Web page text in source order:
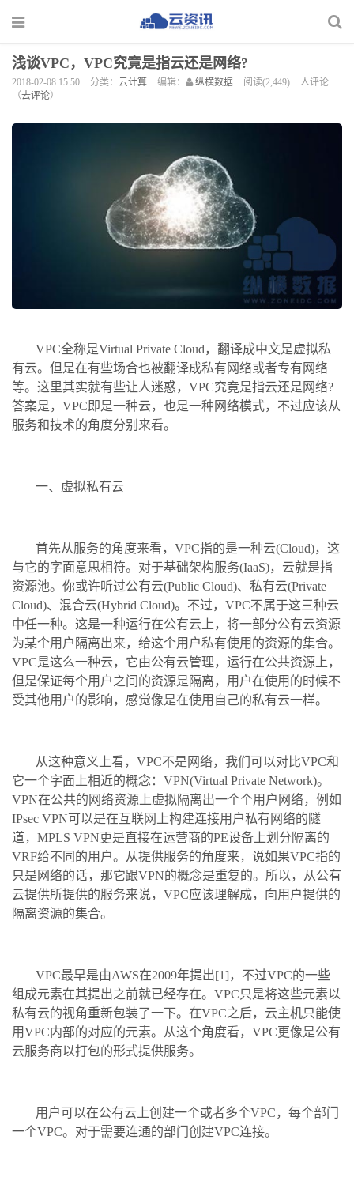
浅谈VPC，VPC究竟是指云还是网络?
2018-02-08 15:50 分类： 云计算 编辑： 纵横数据 阅读(2,449)
人评论
（去评论）
VPC全称是Virtual Private Cloud，翻译成中文是虚拟私
有云。但是在有些场合也被翻译成私有网络或者专有网络
等。这里其实就有些让人迷惑，VPC究竟是指云还是网络?
答案是，VPC即是一种云，也是一种网络模式，不过应该从
服务和技术的角度分别来看。
一、虚拟私有云
首先从服务的角度来看，VPC指的是一种云(Cloud)，这
与它的字面意思相符。对于基础架构服务(IaaS)，云就是指
资源池。你或许听过公有云(Public Cloud)、私有云(Private
Cloud)、混合云(Hybrid Cloud)。不过，VPC不属于这三种云
中任一种。这是一种运行在公有云上，将一部分公有云资源
为某个用户隔离出来，给这个用户私有使用的资源的集合。
VPC是这么一种云，它由公有云管理，运行在公共资源上，
但是保证每个用户之间的资源是隔离，用户在使用的时候不
受其他用户的影响，感觉像是在使用自己的私有云一样。
从这种意义上看，VPC不是网络，我们可以对比VPC和
它一个字面上相近的概念：VPN(Virtual Private Network)。
VPN在公共的网络资源上虚拟隔离出一个个用户网络，例如
IPsec VPN可以是在互联网上构建连接用户私有网络的隧
道，MPLS VPN更是直接在运营商的PE设备上划分隔离的
VRF给不同的用户。从提供服务的角度来，说如果VPC指的
只是网络的话，那它跟VPN的概念是重复的。所以，从公有
云提供所提供的服务来说，VPC应该理解成，向用户提供的
隔离资源的集合。
VPC最早是由AWS在2009年提出[1]，不过VPC的一些
组成元素在其提出之前就已经存在。VPC只是将这些元素以
私有云的视角重新包装了一下。在VPC之后，云主机只能使
用VPC内部的对应的元素。从这个角度看，VPC更像是公有
云服务商以打包的形式提供服务。
用户可以在公有云上创建一个或者多个VPC，每个部门
一个VPC。对于需要连通的部门创建VPC连接。